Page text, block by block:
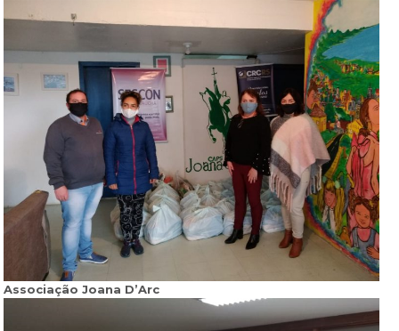
Associação Joana D’Arc